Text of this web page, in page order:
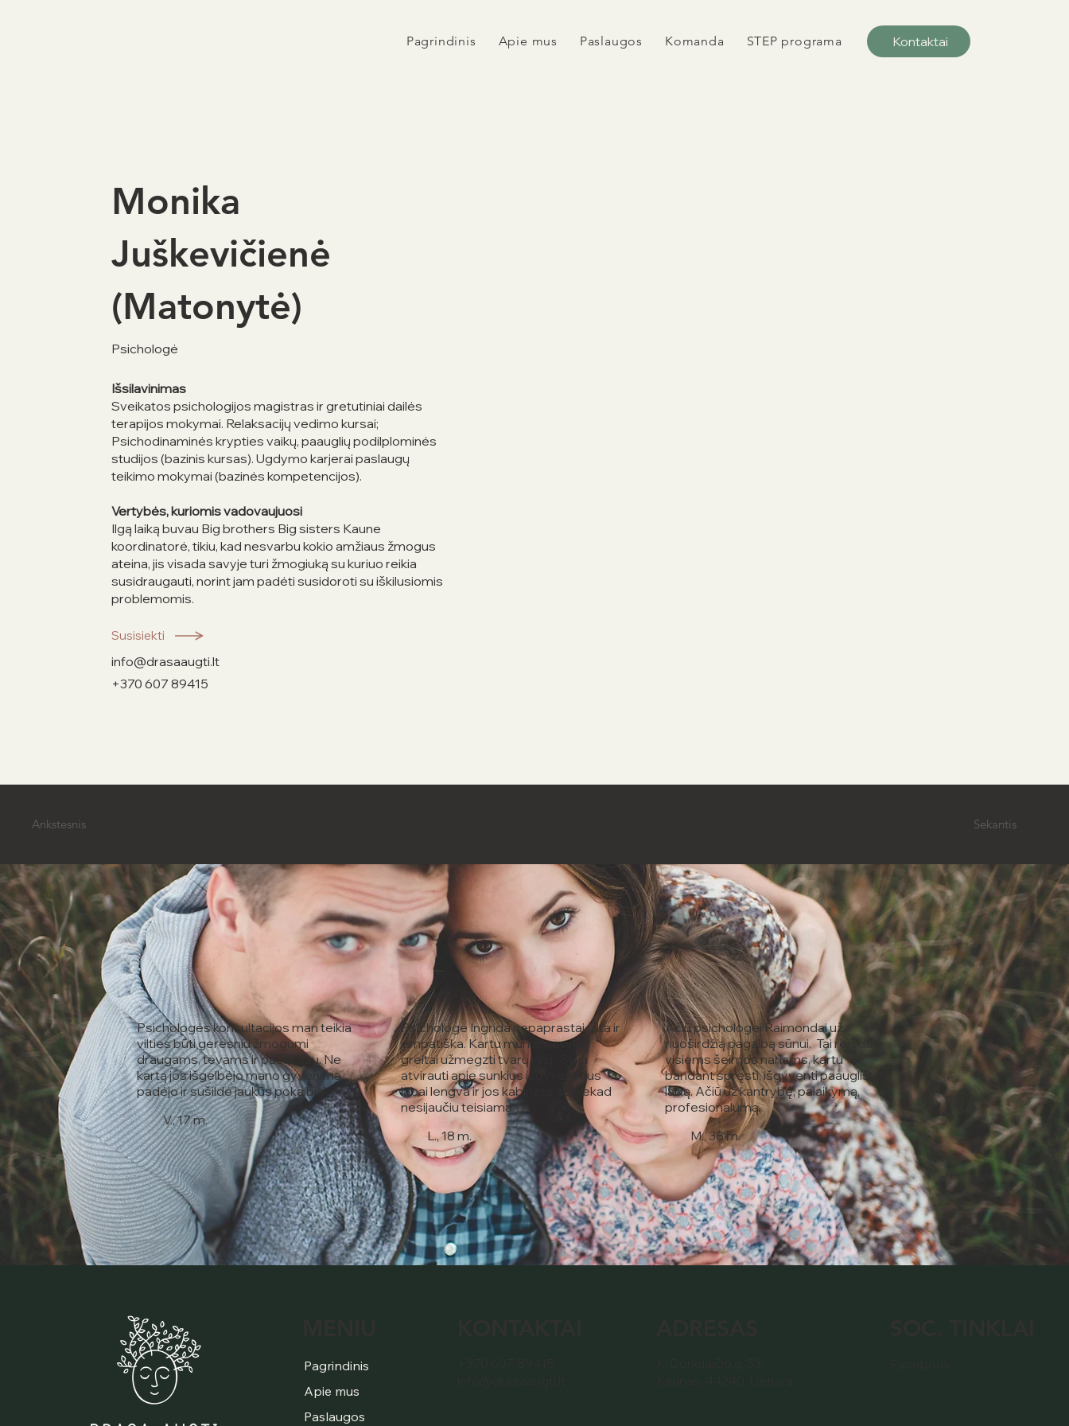
Pagrindinis Apie mus Paslaugos Komanda STEP programa Kontaktai
Monika
Juškevičienė
(Matonytė)
Psichologė
info@drasaaugti.lt
+370 607 89415
Išsilavinimas
Sveikatos psichologijos magistras ir gretutiniai dailės
terapijos mokymai. Relaksacijų vedimo kursai;
Psichodinaminės krypties vaikų, paauglių podilplominės
studijos (bazinis kursas). Ugdymo karjerai paslaugų
teikimo mokymai (bazinės kompetencijos).
Vertybės, kuriomis vadovaujuosi
Ilgą laiką buvau Big brothers Big sisters Kaune
koordinatorė, tikiu, kad nesvarbu kokio amžiaus žmogus
ateina, jis visada savyje turi žmogiuką su kuriuo reikia
susidraugauti, norint jam padėti susidoroti su iškilusiomis
problemomis.
Susisiekti
Ankstesnis Sekantis
Psichologės konsultacijos man teikia
vilties būti geresniu žmogumi
draugams, tėvams ir pačiai sau. Ne
kartą jos išgelbėjo mano gyvenimą,
padėjo ir sušildė jaukūs pokalbiai.
V., 17 m.
Psichologė Ingrida nepaprastai šilta ir
empatiška. Kartu mums pavyko
greitai užmegzti tvarų ryšį. Su ja
atvirauti apie sunkius išgyvenimus
labai lengva ir jos kabinete aš niekad
nesijaučiu teisiama.
L., 18 m.
Ačiū psichologei Raimondai už
nuoširdžią pagalbą sūnui. Tai reiškia ir
visiems šeimos nariams, kartu
bandant spręsti, išgyventi paauglišką
laiką. Ačiū už kantrybę, palaikymą,
profesionalumą.
M., 38 m.
Pagrindinis
Apie mus
Paslaugos